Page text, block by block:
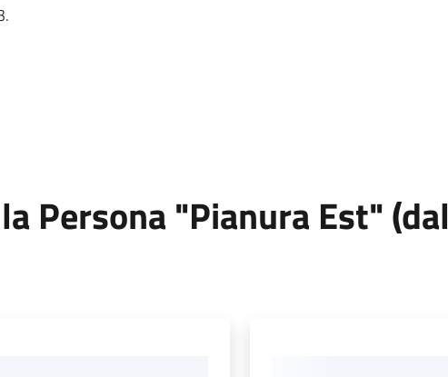
Persona "Pianura Est" (dal